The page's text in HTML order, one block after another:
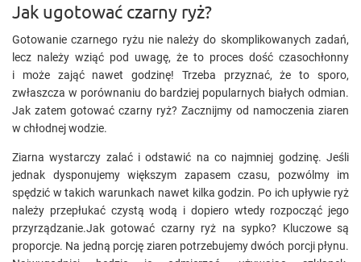
Jak ugotować czarny ryż?
Gotowanie czarnego ryżu nie należy do skomplikowanych zadań,
lecz należy wziąć pod uwagę, że to proces dość czasochłonny
i może zająć nawet godzinę! Trzeba przyznać, że to sporo,
zwłaszcza w porównaniu do bardziej popularnych białych odmian.
Jak zatem gotować czarny ryż? Zacznijmy od namoczenia ziaren
w chłodnej wodzie.
Ziarna wystarczy zalać i odstawić na co najmniej godzinę. Jeśli
jednak dysponujemy większym zapasem czasu, pozwólmy im
spędzić w takich warunkach nawet kilka godzin. Po ich upływie ryż
należy przepłukać czystą wodą i dopiero wtedy rozpocząć jego
przyrządzanie.Jak gotować czarny ryż na sypko? Kluczowe są
proporcje. Na jedną porcję ziaren potrzebujemy dwóch porcji płynu.